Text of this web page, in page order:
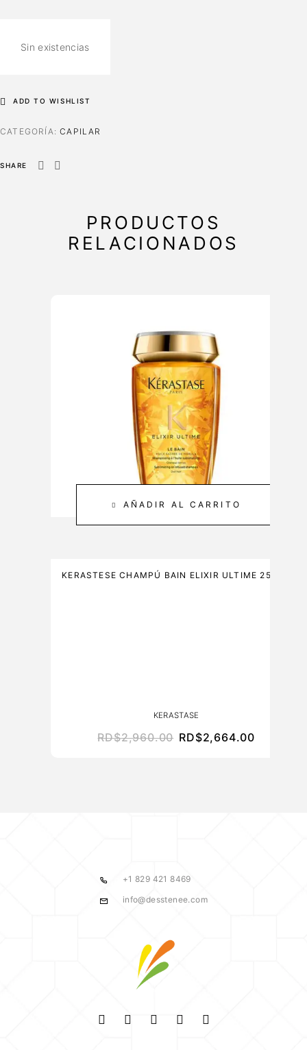
Sin existencias
ADD TO WISHLIST
CATEGORÍA:CAPILAR
SHARE
PRODUCTOS
RELACIONADOS
AÑADIR AL CARRITO
KERASTESE CHAMPÚ BAIN ELIXIR ULTIME 250ML
KERASTASE
RD$2,960.00 RD$2,664.00
+1 829 421 8469
info@desstenee.com